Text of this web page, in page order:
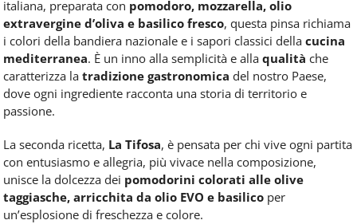
italiana, preparata con pomodoro, mozzarella, olio
extravergine d’oliva e basilico fresco, questa pinsa richiama
i colori della bandiera nazionale e i sapori classici della cucina
mediterranea. È un inno alla semplicità e alla qualità che
caratterizza la tradizione gastronomica del nostro Paese,
dove ogni ingrediente racconta una storia di territorio e
passione.
La seconda ricetta, La Tifosa, è pensata per chi vive ogni partita
con entusiasmo e allegria, più vivace nella composizione,
unisce la dolcezza dei pomodorini colorati alle olive
taggiasche, arricchita da olio EVO e basilico per
un’esplosione di freschezza e colore.